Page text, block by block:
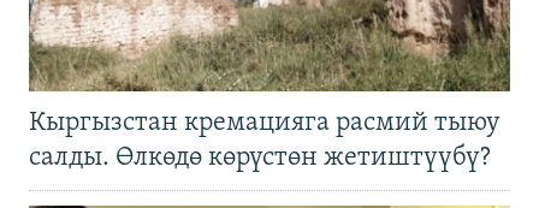
Кыргызстан кремацияга расмий тыюу
салды. Өлкөдө көрүстөн жетиштүүбү?